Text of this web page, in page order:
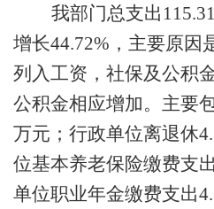
我部门总支出 115.31
增长44.72%，主要原因
列入工资，社保及公积
公积金相应增加。主要
万元；行政单位离退休
位基本养老保险缴费支出
单位职业年金缴费支出